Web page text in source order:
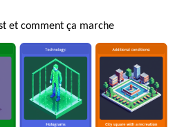
et comment ça marche